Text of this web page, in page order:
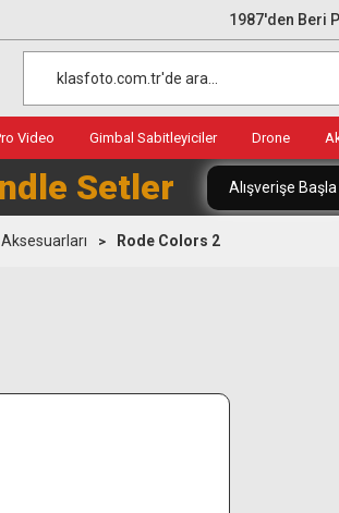
1987'den Beri
Video Gimbal Sabitleyiciler Drone
Setler Alışverişe Başla
Rode Colors 2